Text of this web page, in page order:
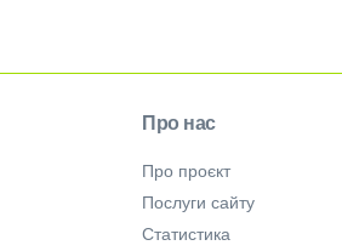
Про нас
Про проєкт
Послуги сайту
Статистика